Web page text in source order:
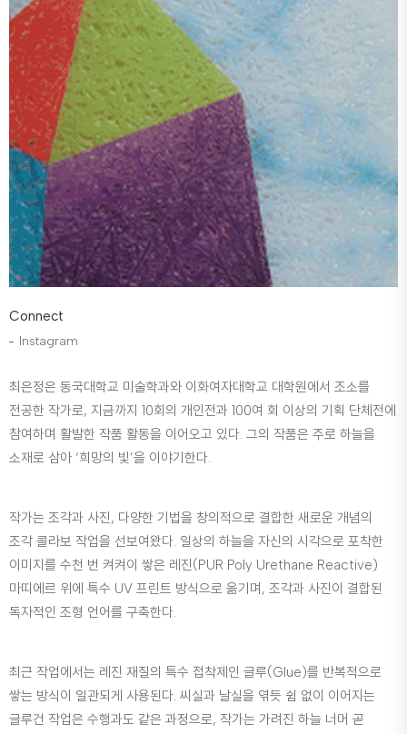
Connect
Instagram
최은정은 동국대학교 미술학과와 이화여자대학교 대학원에서 조소를
전공한 작가로, 지금까지 10회의 개인전과 100여 회 이상의 기획 단체전에
참여하며 활발한 작품 활동을 이어오고 있다. 그의 작품은 주로 하늘을
소재로 삼아 ‘희망의 빛’을 이야기한다.
작가는 조각과 사진, 다양한 기법을 창의적으로 결합한 새로운 개념의
조각 콜라보 작업을 선보여왔다. 일상의 하늘을 자신의 시각으로 포착한
이미지를 수천 번 켜켜이 쌓은 레진(PUR Poly Urethane Reactive)
마띠에르 위에 특수 UV 프린트 방식으로 옮기며, 조각과 사진이 결합된
독자적인 조형 언어를 구축한다.
최근 작업에서는 레진 재질의 특수 접착제인 글루(Glue)를 반복적으로
쌓는 방식이 일관되게 사용된다. 씨실과 날실을 엮듯 쉼 없이 이어지는
글루건 작업은 수행과도 같은 과정으로, 작가는 가려진 하늘 너머 곧